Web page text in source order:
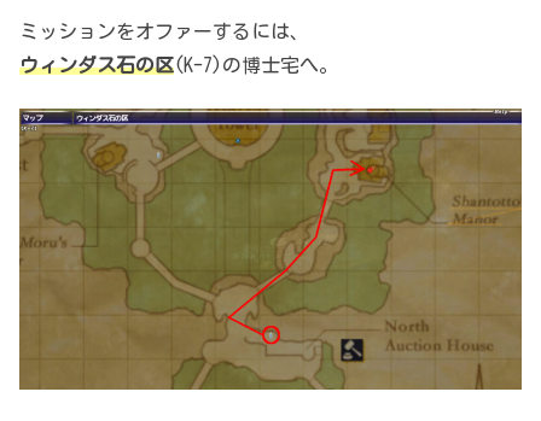
ミッションをオファーするには、
ウィンダス石の区(K-7)の博士宅へ。